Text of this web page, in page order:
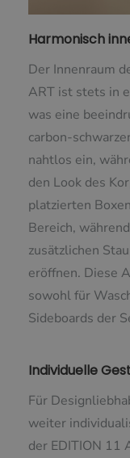
Harmonisch
Der Innenraum
ART ist stets in
was eine
carbon-
nahtlos ein,
den Look des
platzierten
Bereich,
zusätzlichen
eröffnen. Diese
sowohl für
Sideboards der
Individuelle
Für
weiter
der EDITION 11